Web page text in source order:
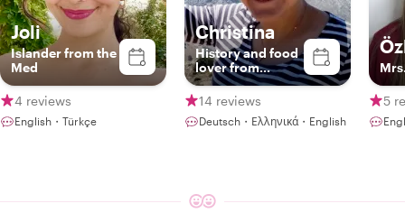
Joli
Islander from the
Med
4 reviews
English・Türkçe
Christina
History and food
lover from
Cyprus
14 reviews
Deutsch・Ελληνικά・English
5